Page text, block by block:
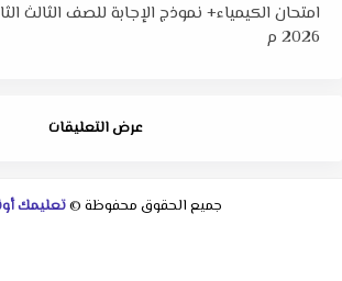
امتحان الكيمياء+ نموذج الإجابة للصف الثالث
2026 م
عرض التعليقات
جميع الحقوق محفوظة ©تعليمك